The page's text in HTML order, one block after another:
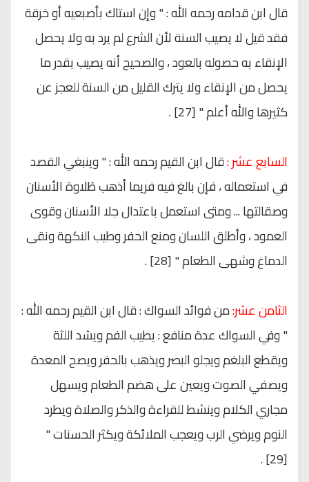
قال ابن قدامه رحمه الله : " وإن استاك بأصبعيه أو خرقة
فقد قيل لا يصيب السنة لأن الشرع لم يرد به ولا يحصل
الإنقاء به حصوله بالعود ، والصحيح أنه يصيب بقدر ما
يحصل من الإنقاء ولا يترك القليل من السنة للعجز عن
كثيرها والله أعلم " [27] .
السابع عشر :قال ابن القيم رحمه الله : " وينبغي القصد
في استعماله ، فإن بالغ فيه فريما أذهب طَلاوة الأسنان
وصقالتها ... ومتى استعمل باعتدال جلا الأسنان وقوى
العمود ، وأطلق اللسان ومنع الحفر وطيب النكهة ونقى
الدماغ وشهى الطعام " [28] .
الثامن عشر:من فوائد السواك : قال ابن القيم رحمه الله :
" وفي السواك عدة منافع : يطيب الفم ويشد اللثة
ويقطع البلغم ويجلو البصر ويذهب بالحفر ويصح المعدة
ويصفي الصوت ويعين على هضم الطعام ويسهل
مجاري الكلام وينشط للقراءة والذكر والصلاة ويطرد
النوم ويرضي الرب ويعجب الملائكة ويكثر الحسنات "
[29] .